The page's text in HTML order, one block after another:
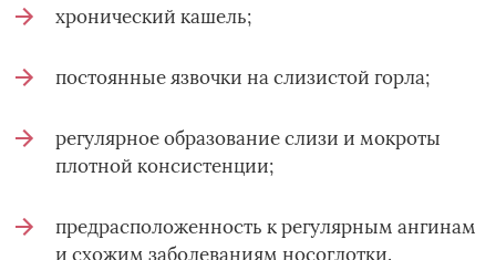
хронический кашель;
постоянные язвочки на слизистой горла;
регулярное образование слизи и мокроты
плотной консистенции;
предрасположенность к регулярным ангинам
и схожим заболеваниям носоглотки.